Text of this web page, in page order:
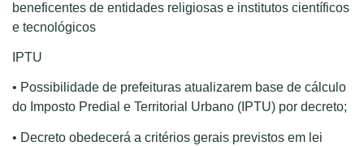
beneficentes de entidades religiosas e institutos científicos
e tecnológicos
IPTU
• Possibilidade de prefeituras atualizarem base de cálculo
do Imposto Predial e Territorial Urbano (IPTU) por decreto;
• Decreto obedecerá a critérios gerais previstos em lei